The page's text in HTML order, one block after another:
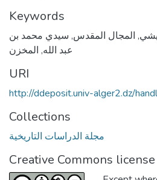
Keywords
, المجال المقدس, سيدي محمد بن
عبد الله, المخزن
URI
http://ddeposit.univ-alger2.dz/
Collections
مجلة الدراسات التاريخية
Creative Commons license